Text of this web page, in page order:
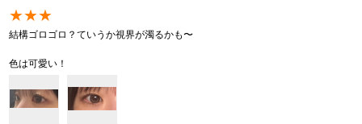
★★★
結構ゴロゴロ？ていうか視界が濁るかも〜
色は可愛い！